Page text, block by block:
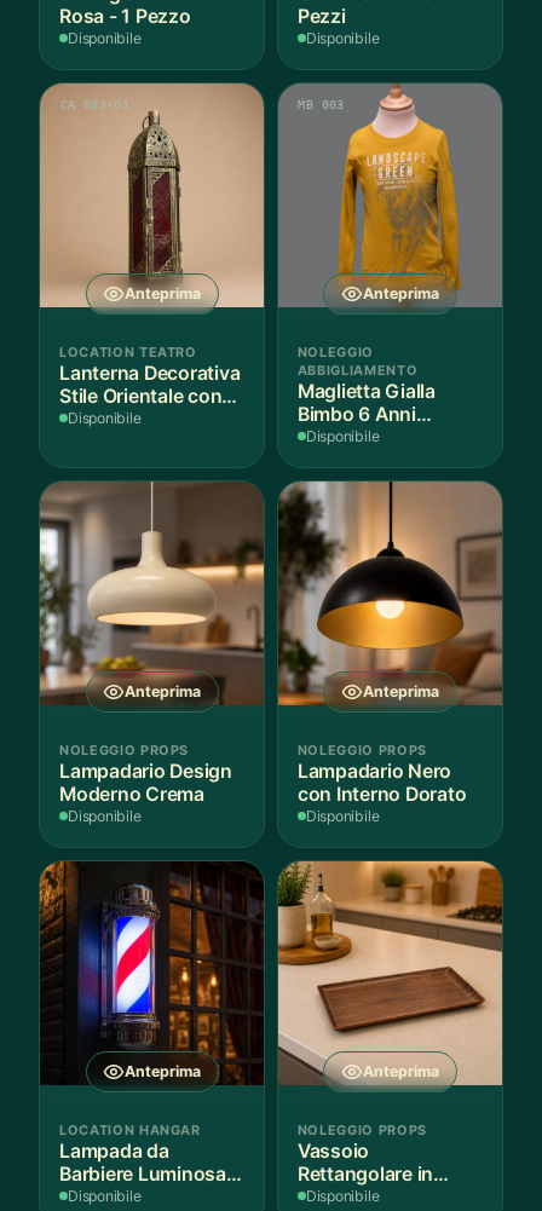
Rosa - 1 Pezzo
Disponibile
Pezzi
Disponibile
Anteprima
CA 003-01
LOCATION TEATRO
Lanterna Decorativa
Stile Orientale con
Vetri Rossi
Disponibile
Anteprima
MB 003
NOLEGGIO
ABBIGLIAMENTO
Maglietta Gialla
Bimbo 6 Anni
Cotone - 1 Pezzo
Disponibile
Anteprima
NOLEGGIO PROPS
Lampadario Design
Moderno Crema
Disponibile
Anteprima
NOLEGGIO PROPS
Lampadario Nero
con Interno Dorato
Disponibile
Anteprima
LOCATION HANGAR
Lampada da
Barbiere Luminosa
Rotante
Disponibile
Anteprima
NOLEGGIO PROPS
Vassoio
Rettangolare in
Legno Scuro
Disponibile